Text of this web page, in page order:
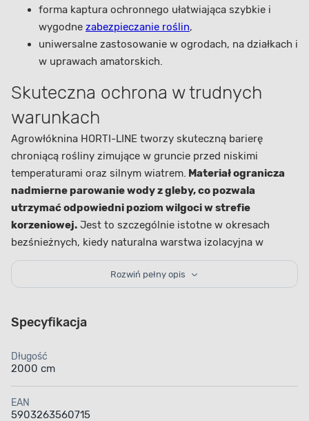
forma kaptura ochronnego ułatwiająca szybkie i
wygodne zabezpieczanie roślin,
uniwersalne zastosowanie w ogrodach, na działkach i
w uprawach amatorskich.
Skuteczna ochrona w trudnych
warunkach
Agrowłóknina HORTI-LINE tworzy skuteczną barierę
chroniącą rośliny zimujące w gruncie przed niskimi
temperaturami oraz silnym wiatrem. Materiał ogranicza
nadmierne parowanie wody z gleby, co pozwala
utrzymać odpowiedni poziom wilgoci w strefie
korzeniowej. Jest to szczególnie istotne w okresach
bezśnieżnych, kiedy naturalna warstwa izolacyjna w
postaci śniegu nie występuje, a rośliny są bardziej
narażone na przemarzanie.
ochrona różnych gatunków roślin
wielu gatunków roślin, takich jak rododendrony, róże,
w tym por czy pietruszka. Dzięki odpowiedniej gramaturze
materiał nie obciąża roślin, a jednocześnie skutecznie
Rozwiń pełny opis
Specyfikacja
Długość
2000 cm
EAN
5903263560715